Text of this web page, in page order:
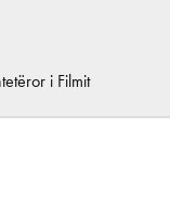
i Filmit